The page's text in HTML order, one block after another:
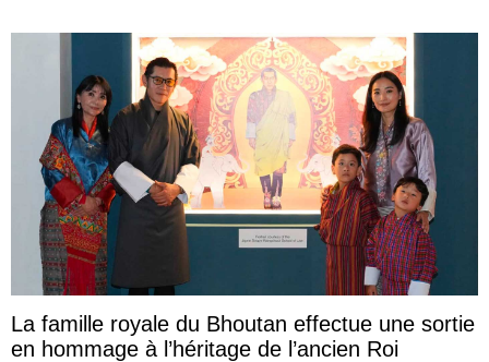
La famille royale du Bhoutan effectue une sortie
en hommage à l’héritage de l’ancien Roi